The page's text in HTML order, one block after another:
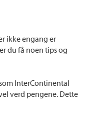
ikke engang er
du få noen tips og
InterContinental
verd pengene. Dette